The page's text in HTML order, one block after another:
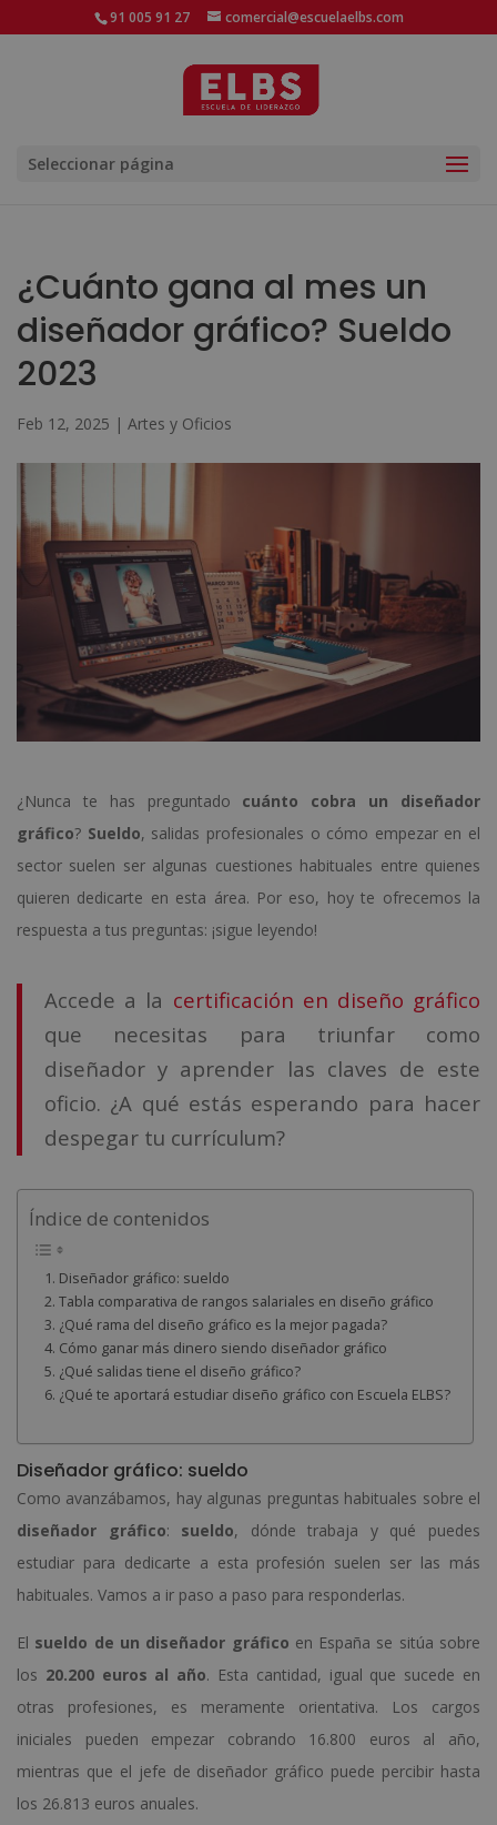
91 005 91 27 comercial@escuelaelbs.com
Seleccionar página
¿Cuánto gana al mes un
diseñador gráfico? Sueldo
2023
Feb 12, 2025 | Artes y Oficios
¿Nunca te has preguntado cuánto cobra un diseñador
gráfico? Sueldo, salidas profesionales o cómo empezar en el
sector suelen ser algunas cuestiones habituales entre quienes
quieren dedicarte en esta área. Por eso, hoy te ofrecemos la
respuesta a tus preguntas: ¡sigue leyendo!
Accede a la certificación en diseño gráfico
que necesitas para triunfar como
diseñador y aprender las claves de este
oficio. ¿A qué estás esperando para hacer
despegar tu currículum?
Índice de contenidos
Diseñador gráfico: sueldo
Tabla comparativa de rangos salariales en diseño gráfico
¿Qué rama del diseño gráfico es la mejor pagada?
Cómo ganar más dinero siendo diseñador gráfico
¿Qué salidas tiene el diseño gráfico?
¿Qué te aportará estudiar diseño gráfico con Escuela ELBS?
Diseñador gráfico: sueldo
Como avanzábamos, hay algunas preguntas habituales sobre el
diseñador gráfico: sueldo, dónde trabaja y qué puedes
estudiar para dedicarte a esta profesión suelen ser las más
habituales. Vamos a ir paso a paso para responderlas.
El sueldo de un diseñador gráfico en España se sitúa sobre
los 20.200 euros al año. Esta cantidad, igual que sucede en
otras profesiones, es meramente orientativa. Los cargos
iniciales pueden empezar cobrando 16.800 euros al año,
mientras que el jefe de diseñador gráfico puede percibir hasta
los 26.813 euros anuales.